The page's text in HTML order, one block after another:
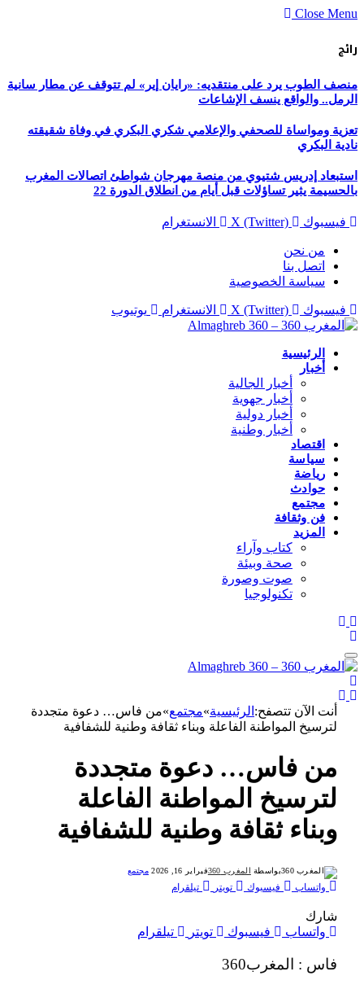
Close Menu
رائج
منصف الطوب يرد على منتقديه: «رايان إير» لم تتوقف عن مطار سانية
الرمل.. والواقع ينسف الإشاعات
تعزية ومواساة للصحفي والإعلامي شكري البكري في وفاة شقيقته
نادية البكري
استبعاد إدريس شتيوي من منصة مهرجان شواطئ اتصالات المغرب
بالحسيمة يثير تساؤلات قبل أيام من انطلاق الدورة 22
فيسبوك X (Twitter) الانستغرام
من نحن
اتصل بنا
سياسة الخصوصية
فيسبوك X (Twitter) الانستغرام يوتيوب
الرئيسية
أخبار
أخبار الجالية
أخبار جهوية
أخبار دولية
أخبار وطنية
اقتصاد
سياسة
رياضة
حوادث
مجتمع
فن وثقافة
المزيد
كتاب وآراء
صحة وبيئة
صوت وصورة
تكنولوجيا
أنت الآن تتصفح: الرئيسية»مجتمع»من فاس… دعوة متجددة
لترسيخ المواطنة الفاعلة وبناء ثقافة وطنية للشفافية
من فاس… دعوة متجددة
لترسيخ المواطنة الفاعلة
وبناء ثقافة وطنية للشفافية
بواسطة المغرب 360 فبراير 16, 2026 مجتمع
واتساب فيسبوك تويتر تيلقرام
شارك
واتساب
فيسبوك تويتر تيلقرام
فاس : المغرب360